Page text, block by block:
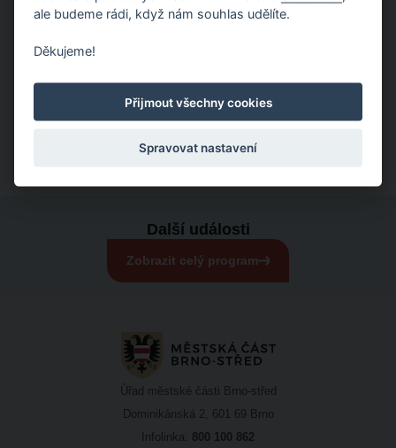
Zkopírovat odkaz
Další události
Zobrazit celý program
Úřad městské části Brno-střed
Dominikánská 2, 601 69 Brno
Infolinka:
800 100 862
ale budeme rádi, když nám souhlas udělíte.
Děkujeme!
Přijmout všechny cookies
Spravovat nastavení